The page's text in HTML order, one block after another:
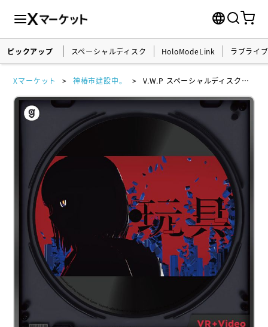
ピックアップ スペーシャルディスク HoloModeLink ラブライ
Xマーケット 神椿市建設中。 V.W.P スペーシャルディスク 『玩具』